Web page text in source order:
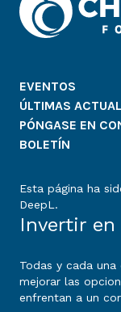
EVENTOS
ÚLTIMAS
PÓNGASE EN
BOLETÍN
Esta página ha
DeepL.
Invertir
Todas y cada
mejorar las
enfrentan a un